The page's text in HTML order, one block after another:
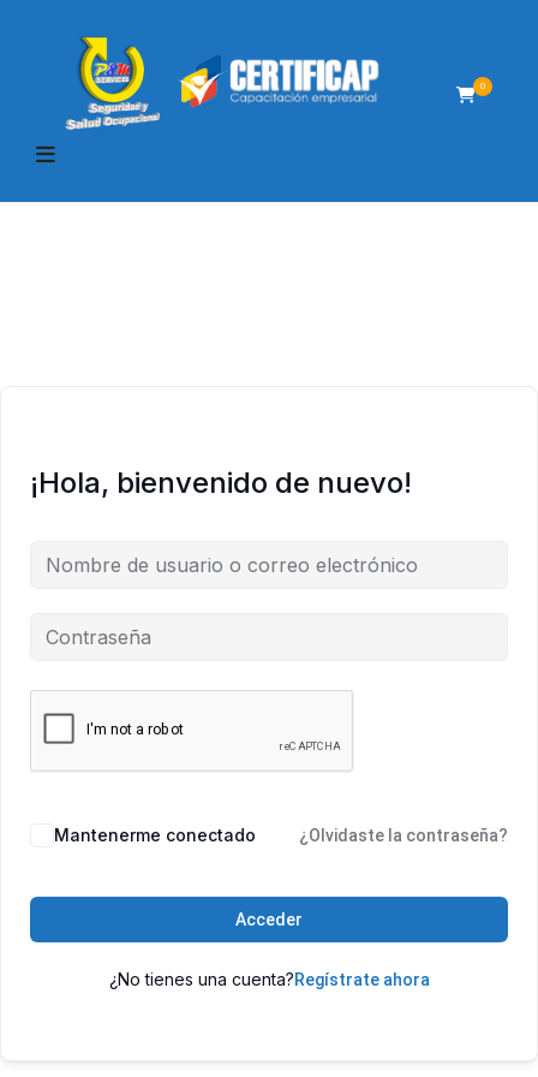
0
¡Hola, bienvenido de nuevo!
Mantenerme conectado ¿Olvidaste la contraseña?
Acceder
¿No tienes una cuenta?Regístrate ahora